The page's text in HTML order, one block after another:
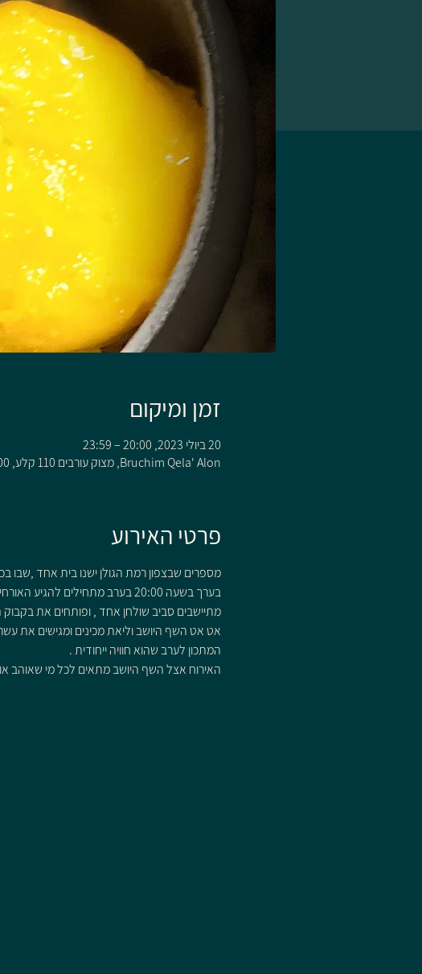
זמן ומיקום
20 ביולי 2023, 20:00 – 23:59
Bruchim Qela' Alon, מצוק עורבים 110 קלע, Bruchim Qela' Alon, 1242200
פרטי האירוע
מספרים שבצפון רמת הגולן ישנו בית אחד ,שבו
בערך בשעה 20:00 בערב מתחילים להגיע האורחים שלא כולם מכירים זה את זה ,
מתיישבים סביב שולחן אחד , ופותחים את בקבוק
אט אט השף היושב וליאת מכינים ומגישים את
המתכון לערב שהוא חוויה ייחודית .
האירוח אצל השף היושב מתאים לכל מי שאוהב